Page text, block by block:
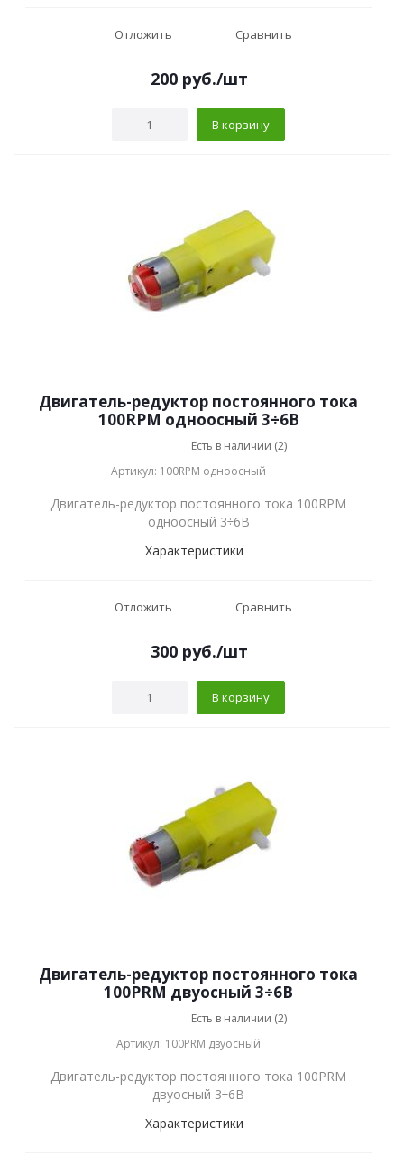
Отложить Сравнить
200руб./шт
В корзину
Двигатель-редуктор постоянного тока
100RPM одноосный 3÷6В
Есть в наличии (2)
Артикул: 100RPM одноосный
Двигатель-редуктор постоянного тока 100RPM
одноосный 3÷6В
Характеристики
Отложить Сравнить
300руб./шт
В корзину
Двигатель-редуктор постоянного тока
100PRM двуосный 3÷6В
Есть в наличии (2)
Артикул: 100PRM двуосный
Двигатель-редуктор постоянного тока 100PRM
двуосный 3÷6В
Характеристики